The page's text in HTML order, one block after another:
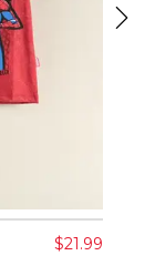
$21.99